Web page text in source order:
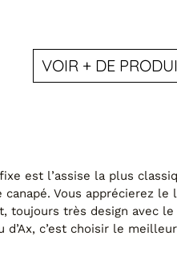
VOIR + DE
est l’assise la plus
Vous apprécierez
toujours très design avec
d’Ax, c’est choisir le